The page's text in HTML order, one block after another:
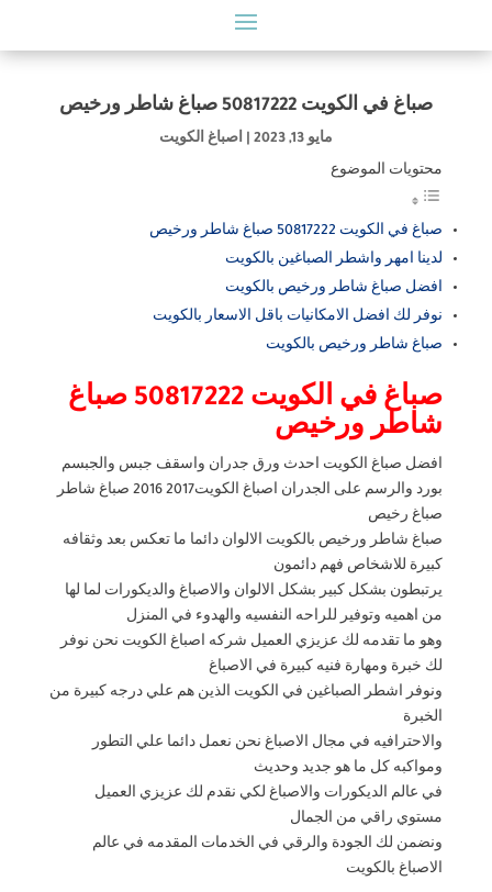
صباغ في الكويت 50817222 صباغ شاطر ورخيص
مايو 13, 2023 اصباغ الكويت
محتويات الموضوع
صباغ في الكويت 50817222 صباغ شاطر ورخيص
لدينا امهر واشطر الصباغين بالكويت
افضل صباغ شاطر ورخيص بالكويت
نوفر لك افضل الامكانيات باقل الاسعار بالكويت
صباغ شاطر ورخيص بالكويت
صباغ في الكويت 50817222 صباغ
شاطر ورخيص
افضل صباغ الكويت احدث ورق جدران واسقف جبس والجبسم
بورد والرسم على الجدران اصباغ الكويت2017 2016 صباغ شاطر
صباغ رخيص
صباغ شاطر ورخيص بالكويت الالوان دائما ما تعكس بعد وثقافه
كبيرة للاشخاص فهم دائمون
يرتبطون بشكل كبير بشكل الالوان والاصباغ والديكورات لما لها
من اهميه وتوفير للراحه النفسيه والهدوء في المنزل
وهو ما تقدمه لك عزيزي العميل شركه اصباغ الكويت نحن نوفر
لك خبرة ومهارة فنيه كبيرة في الاصباغ
ونوفر اشطر الصباغين في الكويت الذين هم علي درجه كبيرة من
الخبرة
والاحترافيه في مجال الاصباغ نحن نعمل دائما علي التطور
ومواكبه كل ما هو جديد وحديث
في عالم الديكورات والاصباغ لكي نقدم لك عزيزي العميل
مستوي راقي من الجمال
ونضمن لك الجودة والرقي في الخدمات المقدمه في عالم
الاصباغ بالكويت